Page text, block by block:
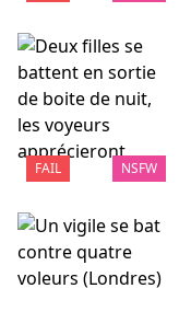
FAIL NSFW